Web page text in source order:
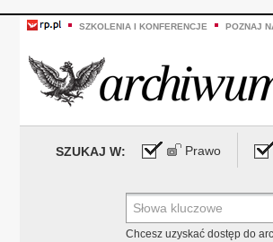
SZKOLENIA I KONFERENCJE POZNAJ
SZUKAJ W: Prawo
Chcesz uzyskać dostęp do